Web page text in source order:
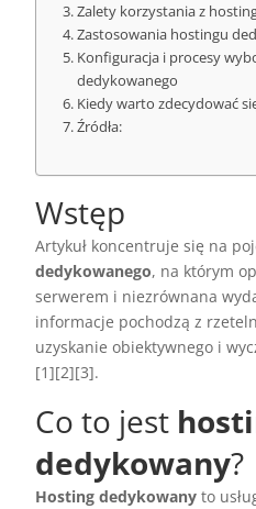
Zalety korzystania z
Zastosowania hostingu
Konfiguracja i procesy
dedykowanego
Kiedy warto zdecydować
Źródła:
Wstęp
Artykuł koncentruje się na
dedykowanego, na którym
serwerem i niezrównana
informacje pochodzą z
uzyskanie obiektywnego i
[1][2][3].
Co to jest
dedykowany?
Hosting dedykowany to